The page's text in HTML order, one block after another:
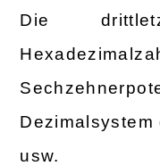
Die
Dezimalsystem
usw.